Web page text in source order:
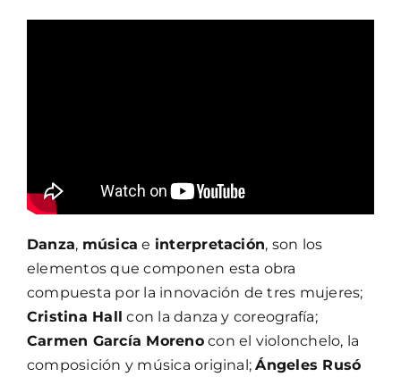
Danza, música e interpretación, son los
elementos que componen esta obra
compuesta por la innovación de tres mujeres;
Cristina Hall con la danza y coreografía;
Carmen García Morenocon el violonchelo, la
composición y música original;Ángeles Rusó